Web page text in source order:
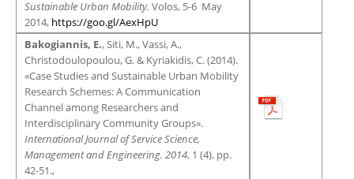
Sustainable Urban Mobility. Volos, 5-6 May
2014, https://goo.gl/AexHpU
Bakogiannis, E., Siti, M., Vassi, A.,
Christodoulopoulou, G. & Kyriakidis, C. (2014).
«Case Studies and Sustainable Urban Mobility
Research Schemes: A Communication
Channel among Researchers and
Interdisciplinary Community Groups».
InternationalJournal of Service Science,
Management and Engineering. 2014, 1 (4), pp.
42-51.,